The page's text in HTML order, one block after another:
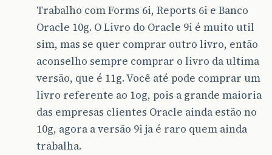
Trabalho com Forms 6i, Reports 6i e Banco
Oracle 10g. O Livro do Oracle 9i é muito util
sim, mas se quer comprar outro livro, então
aconselho sempre comprar o livro da ultima
versão, que é 11g. Você até pode comprar um
livro referente ao 1og, pois a grande maioria
das empresas clientes Oracle ainda estão no
10g, agora a versão 9i ja é raro quem ainda
trabalha.